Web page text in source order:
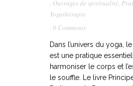
, Ouvrages de spiritualité,
Yogathérapie
, 0 Comments
Dans l’univers du yoga,
est une pratique
harmoniser le corps et
le souffle. Le livre